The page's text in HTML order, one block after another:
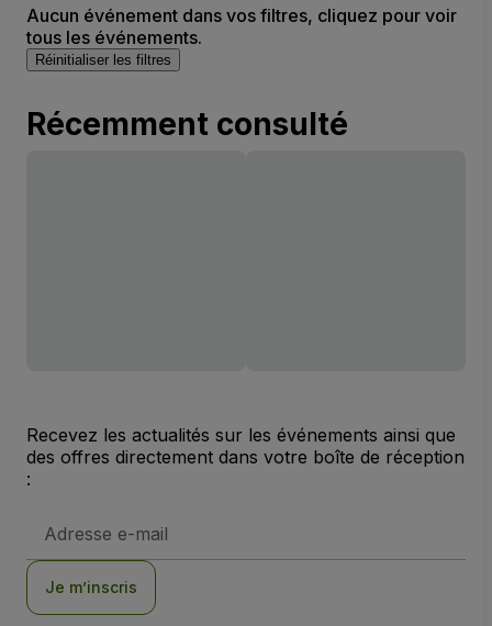
Aucun événement dans vos filtres, cliquez pour voir
tous les événements.
Réinitialiser les filtres
Récemment consulté
Recevez les actualités sur les événements ainsi que
des offres directement dans votre boîte de réception
:
e-
Je m’inscris